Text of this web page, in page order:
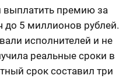
премию за
до 5 миллионов рублей.
исполнителей и не
реальные сроки в
срок составил три